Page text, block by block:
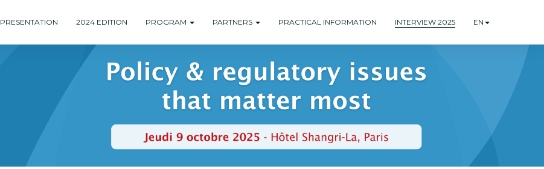
PRESENTATION 2024 EDITION PROGRAM PARTNERS PRACTICAL INFORMATION INTERVIEW 2025 EN